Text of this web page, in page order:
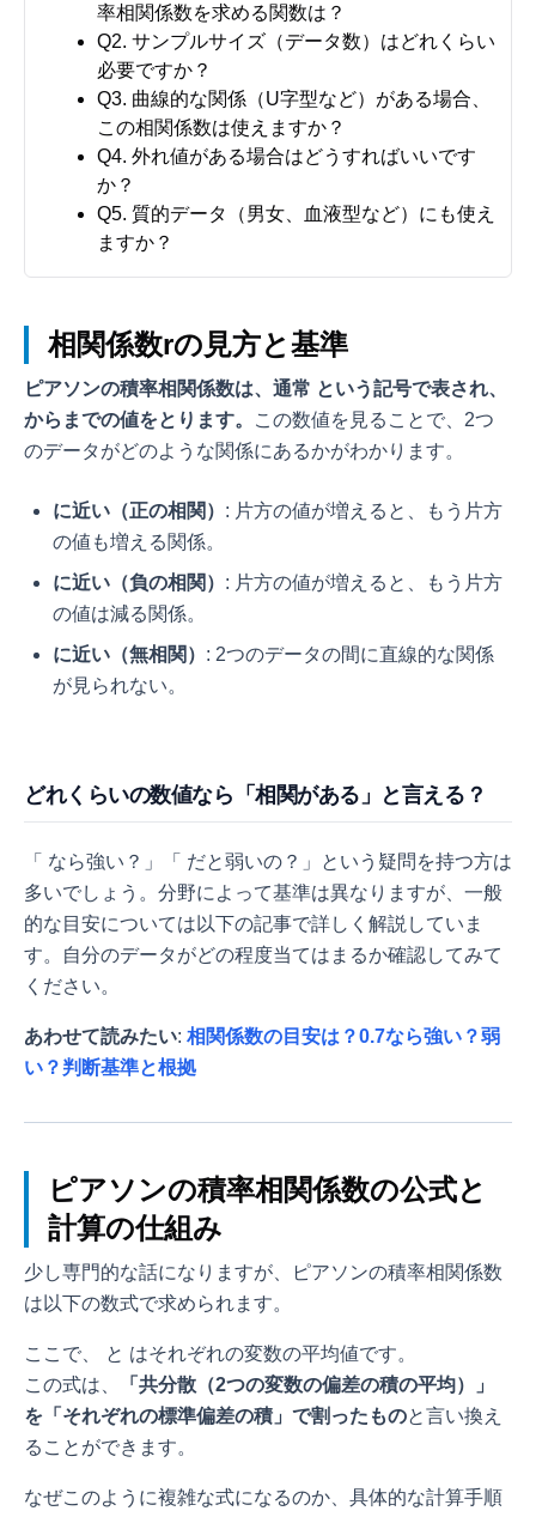
率相関係数を求める関数は？
Q2. サンプルサイズ（データ数）はどれくらい
必要ですか？
Q3. 曲線的な関係（U字型など）がある場合、
この相関係数は使えますか？
Q4. 外れ値がある場合はどうすればいいです
か？
Q5. 質的データ（男女、血液型など）にも使え
ますか？
相関係数rの見方と基準
ピアソンの積率相関係数は、通常 という記号で表され、
から までの値をとります。
この数値を見ることで、2つ
のデータがどのような関係にあるかがわかります。
に近い（正の相関） : 片方の値が増えると、もう片方
の値も増える関係。
に近い（負の相関） : 片方の値が増えると、もう片方
の値は減る関係。
に近い（無相関） : 2つのデータの間に直線的な関係
が見られない。
どれくらいの数値なら「相関がある」と言える？
「 なら強い？」「
だと弱いの？」という疑問を持つ方は
多いでしょう。分野によって基準は異なりますが、一般
的な目安については以下の記事で詳しく解説していま
す。自分のデータがどの程度当てはまるか確認してみて
ください。
あわせて読みたい: 相関係数の目安は？0.7なら強い？弱
い？判断基準と根拠
ピアソンの積率相関係数の公式と
計算の仕組み
少し専門的な話になりますが、ピアソンの積率相関係数
は以下の数式で求められます。
ここで、 と はそれぞれの変数の平均値です。
この式は、
「共分散（2つの変数の偏差の積の平均）」
を「それぞれの標準偏差の積」で割ったものと言い換え
ることができます。
なぜこのように複雑な式になるのか、具体的な計算手順